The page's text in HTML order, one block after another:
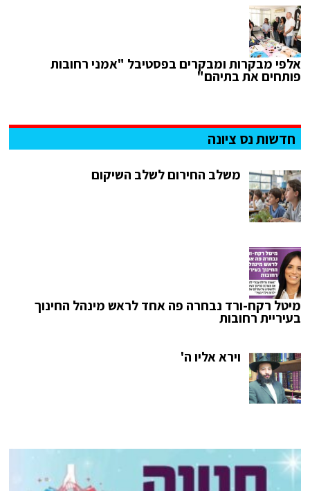
אלפי מבקרות ומבקרים בפסטיבל "אמני רחובות
פותחים את בתיהם"
חדשות נס ציונה
משלב החירום לשלב השיקום
מיטל רקח-ורד נבחרה פה אחד לראש מינהל החינוך
בעיריית רחובות
וירא אליו ה'